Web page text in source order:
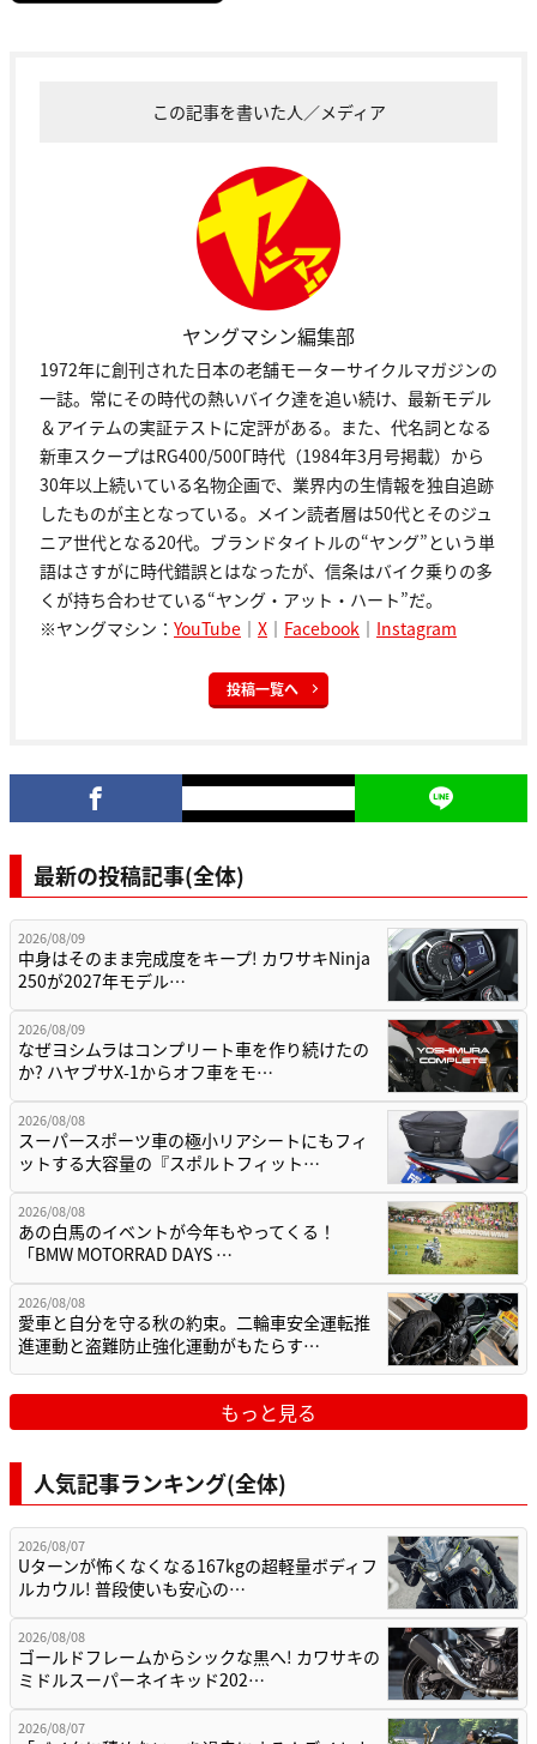
この記事を書いた人／メディア
ヤングマシン編集部
1972年に創刊された日本の老舗モーターサイクルマガジンの
一誌。常にその時代の熱いバイク達を追い続け、最新モデル
＆アイテムの実証テストに定評がある。また、代名詞となる
新車スクープはRG400/500Γ時代（1984年3月号掲載）から
30年以上続いている名物企画で、業界内の生情報を独自追跡
したものが主となっている。メイン読者層は50代とそのジュ
ニア世代となる20代。ブランドタイトルの“ヤング”という単
語はさすがに時代錯誤とはなったが、信条はバイク乗りの多
くが持ち合わせている“ヤング・アット・ハート”だ。
※ヤングマシン： YouTube ｜ X ｜ Facebook ｜ Instagram
投稿一覧へ
最新の投稿記事(全体)
2026/08/09
中身はそのまま完成度をキープ! カワサキNinja
250が2027年モデル…
2026/08/09
なぜヨシムラはコンプリート車を作り続けたの
か? ハヤブサX-1からオフ車をモ…
2026/08/08
スーパースポーツ車の極小リアシートにもフィ
ットする大容量の『スポルトフィット…
2026/08/08
あの白馬のイベントが今年もやってくる！
「BMW MOTORRAD DAYS …
2026/08/08
愛車と自分を守る秋の約束。二輪車安全運転推
進運動と盗難防止強化運動がもたらす…
もっと見る
人気記事ランキング(全体)
2026/08/07
Uターンが怖くなくなる167kgの超軽量ボディフ
ルカウル! 普段使いも安心の…
2026/08/08
ゴールドフレームからシックな黒へ! カワサキの
ミドルスーパーネイキッド202…
2026/08/07